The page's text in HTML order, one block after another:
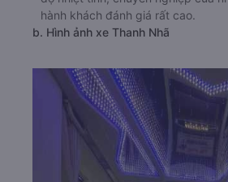
hành khách đánh giá rất cao.
b. Hình ảnh xe Thanh Nhã